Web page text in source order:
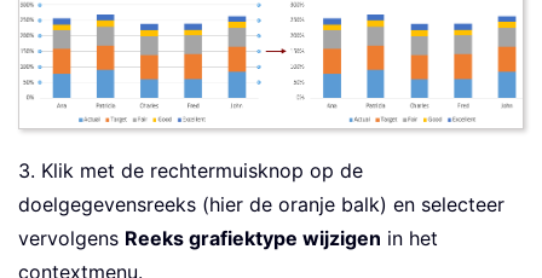
3. Klik met de rechtermuisknop op de
doelgegevensreeks (hier de oranje balk) en selecteer
vervolgens Reeks grafiektype wijzigen in het
contextmenu.